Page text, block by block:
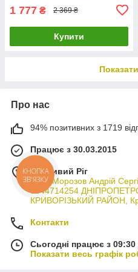
1 777 ₴ 2 369 ₴
Купити
Про нас
94% позитивних з 1719
Працює з 30.03.2015
м. Кривий Ріг
ФОП Морозов Андрій
3044714254
КРИВОРІЗЬКИЙ РАЙОН,
Контакти
Сьогодні працює з
Показати весь графік
КНОПКА
ЗВ'ЯЗКУ